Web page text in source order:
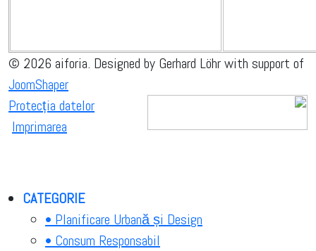
© 2026 aiforia. Designed by Gerhard Löhr with support of
JoomShaper
Protecția datelor
Imprimarea
CATEGORIE
• Planificare Urbană și Design
• Consum Responsabil